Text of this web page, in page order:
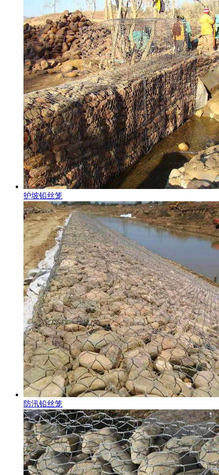
护坡铅丝笼
防汛铅丝笼